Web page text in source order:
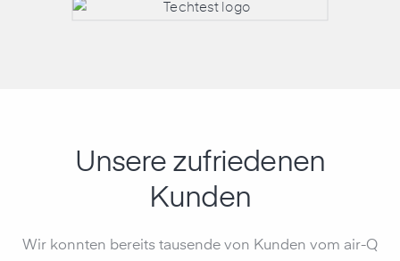
Unsere zufriedenen
Kunden
Wir konnten bereits tausende von Kunden vom air-Q